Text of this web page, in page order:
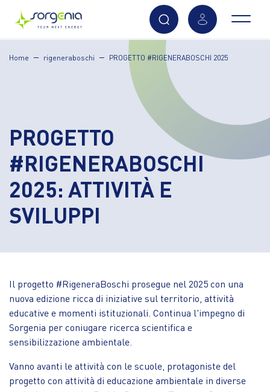
Home rigeneraboschi PROGETTO #RIGENERABOSCHI 2025
PROGETTO
#RIGENERABOSCHI
2025: ATTIVITÀ E
SVILUPPI
Il progetto #RigeneraBoschi prosegue nel 2025 con una
nuova edizione ricca di iniziative sul territorio, attività
educative e momenti istituzionali. Continua l'impegno di
Sorgenia per coniugare ricerca scientifica e
sensibilizzazione ambientale.
Vanno avanti le attività con le scuole, protagoniste del
progetto con attività di educazione ambientale in diverse